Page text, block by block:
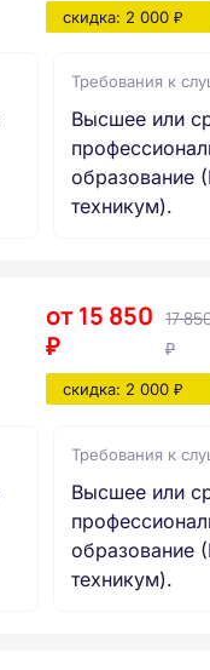
скидка: 2 000 ₽
Требования к
Высшее или
образование
техникум).
от 15 850
₽
17
₽
скидка: 2 000 ₽
Требования к
Высшее или
образование
техникум).